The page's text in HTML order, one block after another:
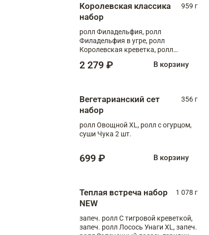
Королевская классика
набор
959 г
ролл Филадельфия, ролл
Филадельфия в угре, ролл
Королевская креветка, ролл
2 279 ₽ В корзину
Вегетарианский сет
набор
356 г
ролл Овощной XL, ролл с огурцом,
суши Чука 2 шт.
699 ₽ В корзину
Теплая встреча набор
NEW
1 078 г
запеч. ролл С тигровой креветкой,
запеч. ролл Лосось Унаги XL, запеч.